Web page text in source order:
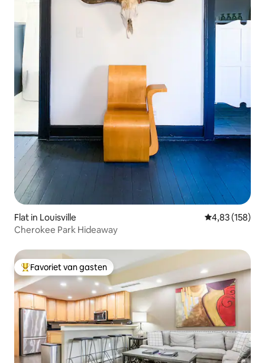
Flat in Louisville Gemiddelde
4,83 (158)
Cherokee Park Hideaway
Topfavoriet van gasten
Favoriet van gasten